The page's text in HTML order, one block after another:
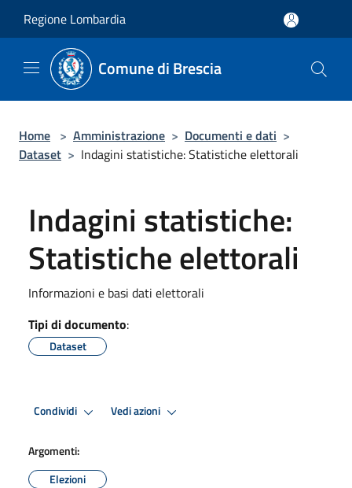
Regione Lombardia
Comune di Brescia
Home > Amministrazione > Documenti e dati >
Dataset > Indagini statistiche: Statistiche elettorali
Indagini statistiche:
Statistiche elettorali
Informazioni e basi dati elettorali
Tipi di documento:
Dataset
Condividi Vedi azioni
Argomenti:
Elezioni